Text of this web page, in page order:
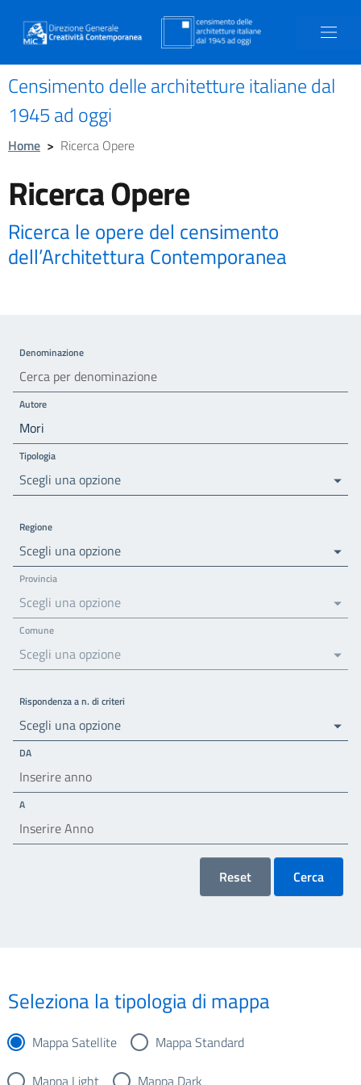
Censimento delle architetture italiane dal
1945 ad oggi
Home > Ricerca Opere
Ricerca Opere
Ricerca le opere del censimento
dell’Architettura Contemporanea
Denominazione
Autore
Tipologia
Scegli una opzione
Regione
Scegli una opzione
Provincia
Scegli una opzione
Comune
Scegli una opzione
Rispondenza a n. di criteri
Scegli una opzione
DA
A
Reset Cerca
Seleziona la tipologia di mappa
Mappa Satellite
Mappa Standard
Mappa Light
Mappa Dark